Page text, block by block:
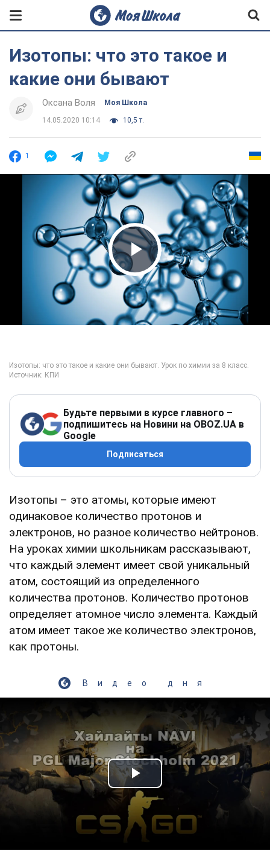
Изотопы: что это такое и
какие они бывают
Оксана Воля Моя Школа
14.05.2020 10:14 10,5 т.
1
Play Video
Будьте первыми в курсе главного –
подпишитесь на Новини на OBOZ.UA в
Google
Подписаться
Изотопы – это атомы, которые имеют
одинаковое количество протонов и
электронов, но разное количество нейтронов.
На уроках химии школьникам рассказывают,
что каждый элемент имеет свой уникальный
атом, состоящий из определенного
количества протонов. Количество протонов
определяет атомное число элемента. Каждый
атом имеет такое же количество электронов,
как протоны.
Видео дня
Play Video